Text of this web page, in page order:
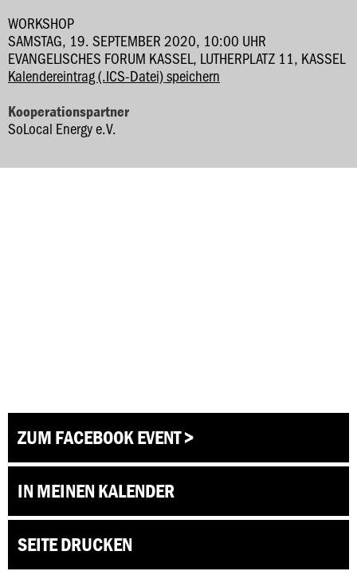
WORKSHOP
SAMSTAG, 19. SEPTEMBER 2020, 10:00 UHR
EVANGELISCHES FORUM KASSEL, LUTHERPLATZ 11, KASSEL
Kalendereintrag (.ICS-Datei) speichern
Kooperationspartner
SoLocal Energy e.V.
ZUM FACEBOOK EVENT >
IN MEINEN KALENDER
SEITE DRUCKEN